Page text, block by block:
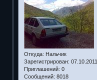
Откуда: Нальчик
Зарегистрирован: 07.10.2011
Приглашений: 0
Сообщений: 8018